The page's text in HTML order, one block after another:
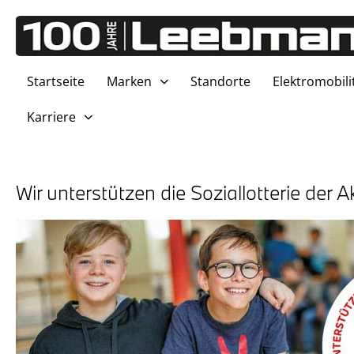
Start­sei­te Mar­ken Stand­or­te
Kar­rie­re
Wir unter­stüt­zen die Sozi­al­lot­te­rie der